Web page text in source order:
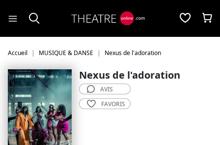
Accueil MUSIQUE & DANSE Nexus de l'adoration
Nexus de l'adoration
AVIS
FAVORIS